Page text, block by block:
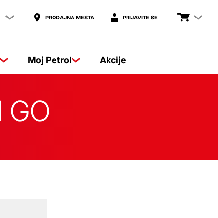
PRODAJNA MESTA PRIJAVITE SE
Moj Petrol Akcije
GO